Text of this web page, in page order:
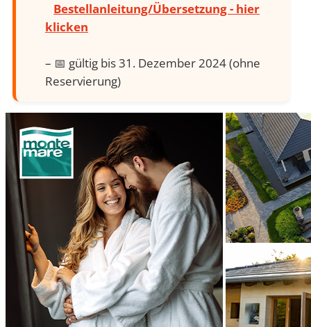
Bestellanleitung/Übersetzung - hier
klicken
– 📅 gültig bis 31. Dezember 2024 (ohne
Reservierung)